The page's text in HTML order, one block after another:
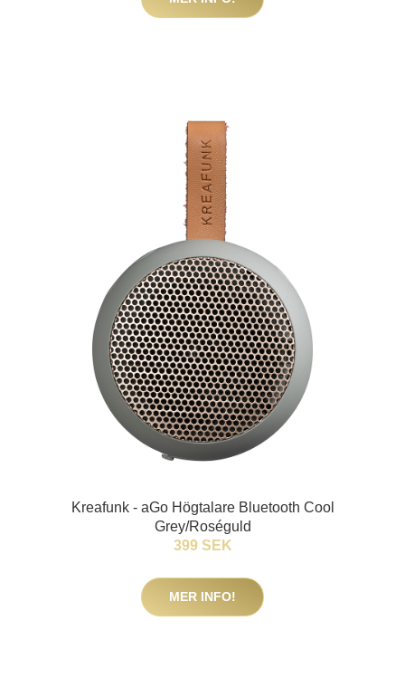
Kreafunk - aGo Högtalare Bluetooth Cool
Grey/Roséguld
399 SEK
MER INFO!